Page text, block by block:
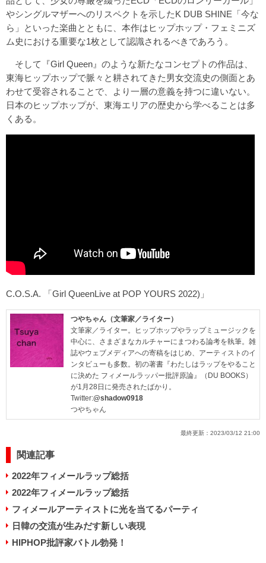
やシングルマザーへのリスペクトを示したK DUB SHINE「今な
ら」といった楽曲とともに、本作はヒップホップ・フェミニズ
ム史における重要な1枚として認識されるべきであろう。
そして『Girl Queen』のような新たなコンセプトの作品は、
東海ヒップホップで脈々と耕されてきた男女交流史の側面とあ
わせて受容されることで、より一層の意義を持つに違いない。
日本のヒップホップが、東海エリアの歴史から学べることは多
くある。
C.O.S.A. 「Girl QueenLive at POP YOURS 2022)」
つやちゃん（文筆家／ライター）
文筆家／ライター。ヒップホップやラップミュージックを
中心に、さまざまなカルチャーにまつわる論考を執筆。雑
誌やウェブメディアへの寄稿をはじめ、アーティストのイ
ンタビューも多数。初の著書『わたしはラップをやること
に決めた フィメールラッパー批評原論』（DU BOOKS）
が1月28日に発売されたばかり。
Twitter:@shadow0918
つやちゃん
最終更新： 2023/03/12 21:00
関連記事
2022年フィメールラップ総括
2022年フィメールラップ総括
フィメールアーティストに光を当てるパーティ
日韓の交流が生みだす新しい表現
HIPHOP批評家バトル勃発！